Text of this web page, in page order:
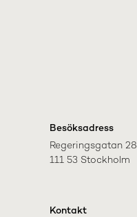
Besöksadress
Regeringsgatan 28
111 53 Stockholm
Kontakt